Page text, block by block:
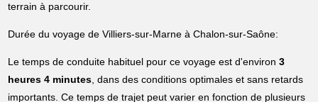
terrain à parcourir.
Durée du voyage de Villiers-sur-Marne à Chalon-sur-Saône:
Le temps de conduite habituel pour ce voyage est d'environ3
heures 4 minutes, dans des conditions optimales et sans retards
importants. Ce temps de trajet peut varier en fonction de plusieurs